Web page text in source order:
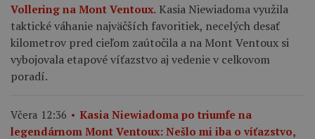
Vollering na Mont Ventoux. Kasia Niewiadoma využila
taktické váhanie najväčších favoritiek, necelých desať
kilometrov pred cieľom zaútočila a na Mont Ventoux si
vybojovala etapové víťazstvo aj vedenie v celkovom
poradí.
Včera 12:36
Kasia Niewiadoma po triumfe na
legendárnom Mont Ventoux: Nešlo mi iba o víťazstvo,